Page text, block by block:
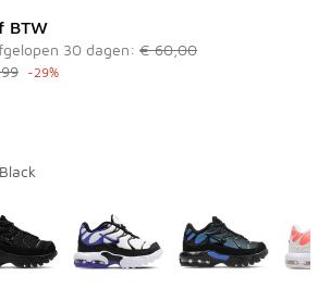
Dit artikel is in de
BTW
30 dagen: € 60,00
-29%